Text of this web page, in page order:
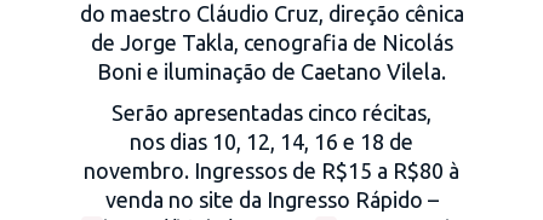
do maestro Cláudio Cruz, direção cênica
de Jorge Takla, cenografia de Nicolás
Boni e iluminação de Caetano Vilela.
Serão apresentadas cinco récitas,
nos dias 10, 12, 14, 16 e 18 de
novembro. Ingressos de R$15 a R$80 à
venda no site da Ingresso Rápido –